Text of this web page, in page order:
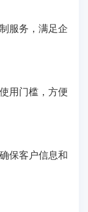
服务，满足企
用门槛，方便
保客户信息和